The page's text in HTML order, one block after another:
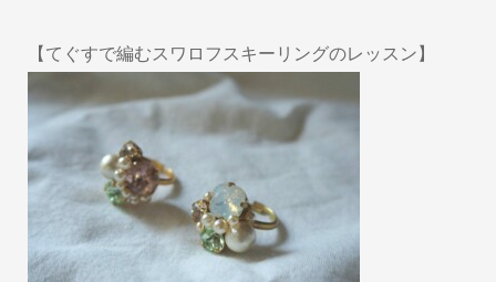
【てぐすで編むスワロフスキーリングのレッスン】